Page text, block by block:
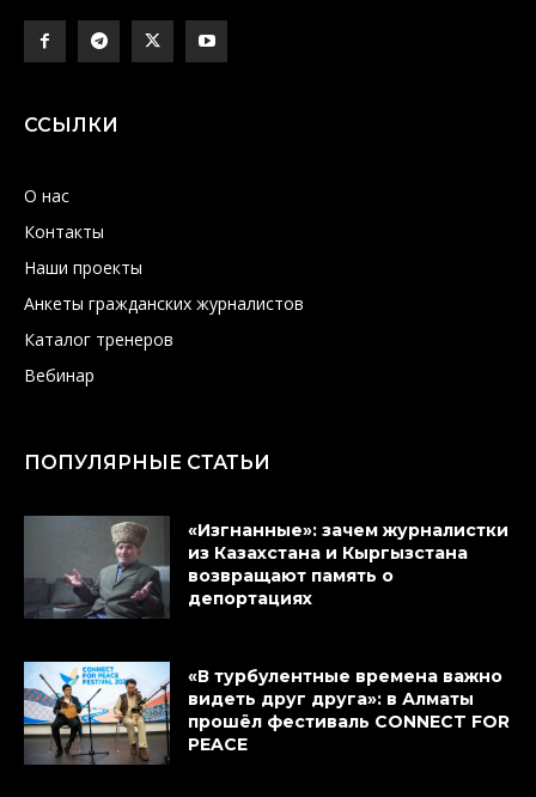
ССЫЛКИ
О нас
Контакты
Наши проекты
Анкеты гражданских журналистов
Каталог тренеров
Вебинар
ПОПУЛЯРНЫЕ СТАТЬИ
«Изгнанные»: зачем журналистки
из Казахстана и Кыргызстана
возвращают память о
депортациях
«В турбулентные времена важно
видеть друг друга»: в Алматы
прошёл фестиваль CONNECT FOR
PEACE